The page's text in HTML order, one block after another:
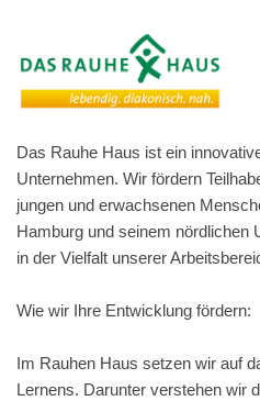
Das Rauhe Haus ist ein
Unternehmen. Wir fördern
jungen und erwachsenen
Hamburg und seinem nördlichen
in der Vielfalt unserer
Wie wir Ihre Entwicklung fördern:
Im Rauhen Haus setzen wir auf
Lernens. Darunter verstehen wir